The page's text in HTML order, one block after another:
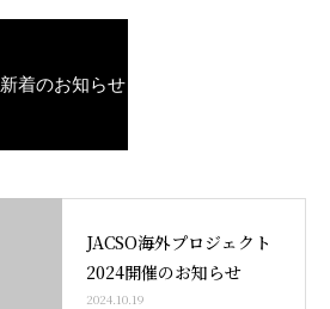
新着のお知らせ
JACSO海外プロジェクト
2024開催のお知らせ
2024.10.19